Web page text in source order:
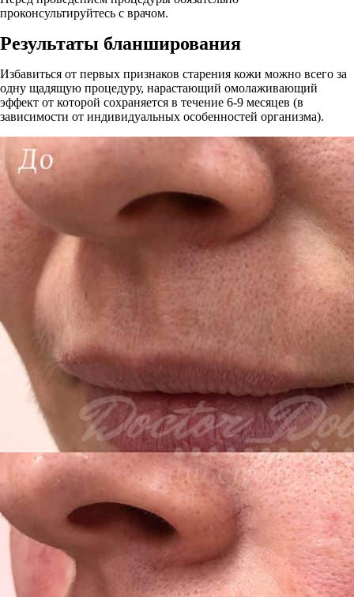
проконсультируйтесь с врачом.
Результаты бланширования
Избавиться от первых признаков старения кожи можно всего за
одну щадящую процедуру, нарастающий омолаживающий
эффект от которой сохраняется в течение 6-9 месяцев (в
зависимости от индивидуальных особенностей организма).